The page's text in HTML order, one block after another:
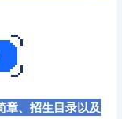
章、招生目录以及